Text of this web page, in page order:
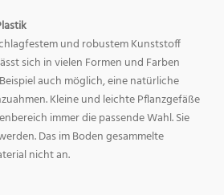
und robustem Kunststoff
sich in vielen Formen und Farben
auch möglich, eine natürliche
Kleine und leichte Pflanzgefäße
immer die passende Wahl. Sie
Das im Boden gesammelte
nicht an.